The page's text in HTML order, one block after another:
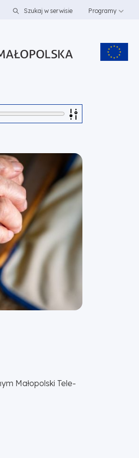
Szukaj w serwisie Programy
Małopolski Tele-